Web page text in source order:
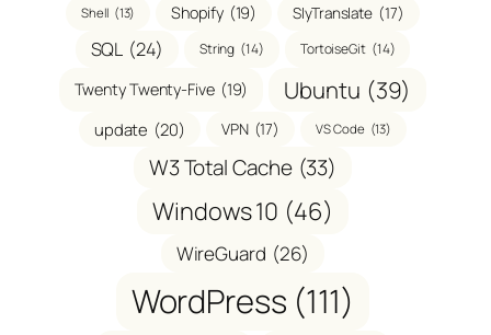
Shell (13) Shopify (19) SlyTranslate (17)
SQL (24) String (14) TortoiseGit (14)
Twenty Twenty-Five (19) Ubuntu (39)
update (20) VPN (17) VS Code (13)
W3 Total Cache (33)
Windows 10 (46)
WireGuard (26)
WordPress (111)